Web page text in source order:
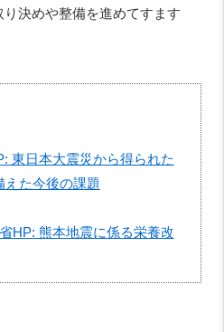
決めや整備を進めてすます
東日本大震災から得られた
た今後の課題
HP: 熊本地震に係る栄養改